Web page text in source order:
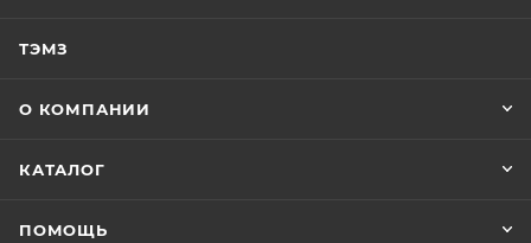
ТЭМЗ
О КОМПАНИИ
КАТАЛОГ
ПОМОЩЬ